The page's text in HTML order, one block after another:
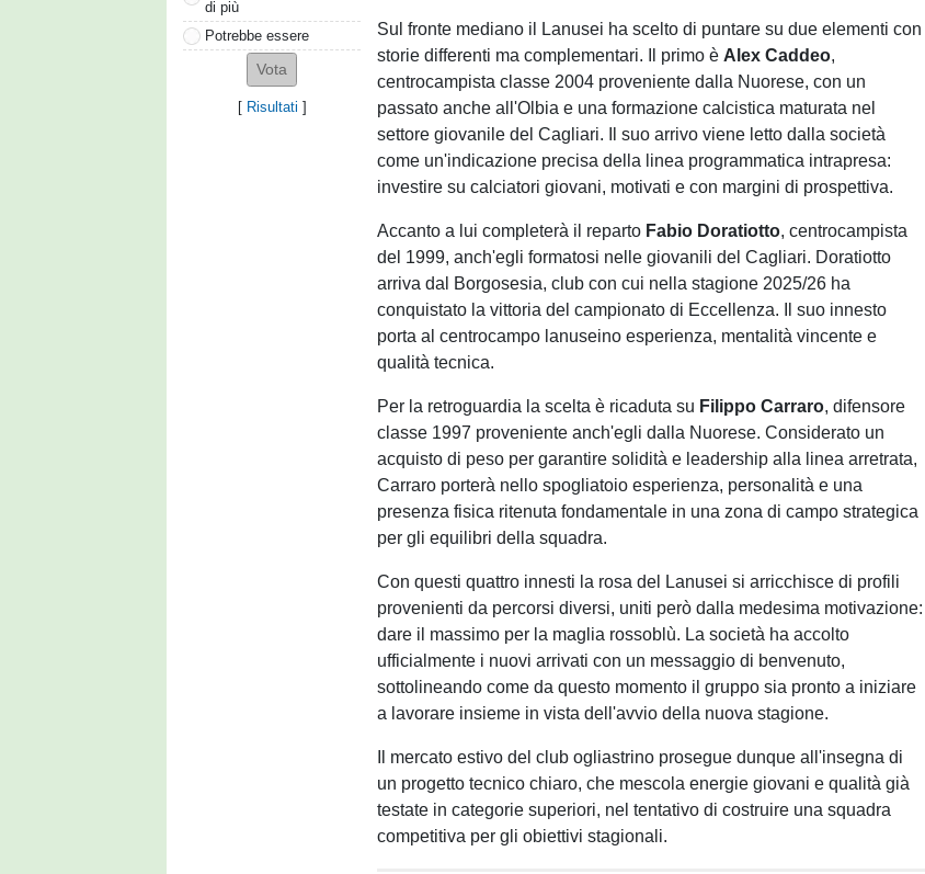
di più
Potrebbe essere
[ Risultati ]
Sul fronte mediano il Lanusei ha scelto di puntare su due elementi con
storie differenti ma complementari. Il primo è Alex Caddeo,
centrocampista classe 2004 proveniente dalla Nuorese, con un
passato anche all'Olbia e una formazione calcistica maturata nel
settore giovanile del Cagliari. Il suo arrivo viene letto dalla società
come un'indicazione precisa della linea programmatica intrapresa:
investire su calciatori giovani, motivati e con margini di prospettiva.
Accanto a lui completerà il reparto Fabio Doratiotto, centrocampista
del 1999, anch'egli formatosi nelle giovanili del Cagliari. Doratiotto
arriva dal Borgosesia, club con cui nella stagione 2025/26 ha
conquistato la vittoria del campionato di Eccellenza. Il suo innesto
porta al centrocampo lanuseino esperienza, mentalità vincente e
qualità tecnica.
Per la retroguardia la scelta è ricaduta su Filippo Carraro, difensore
classe 1997 proveniente anch'egli dalla Nuorese. Considerato un
acquisto di peso per garantire solidità e leadership alla linea arretrata,
Carraro porterà nello spogliatoio esperienza, personalità e una
presenza fisica ritenuta fondamentale in una zona di campo strategica
per gli equilibri della squadra.
Con questi quattro innesti la rosa del Lanusei si arricchisce di profili
provenienti da percorsi diversi, uniti però dalla medesima motivazione:
dare il massimo per la maglia rossoblù. La società ha accolto
ufficialmente i nuovi arrivati con un messaggio di benvenuto,
sottolineando come da questo momento il gruppo sia pronto a iniziare
a lavorare insieme in vista dell'avvio della nuova stagione.
Il mercato estivo del club ogliastrino prosegue dunque all'insegna di
un progetto tecnico chiaro, che mescola energie giovani e qualità già
testate in categorie superiori, nel tentativo di costruire una squadra
competitiva per gli obiettivi stagionali.